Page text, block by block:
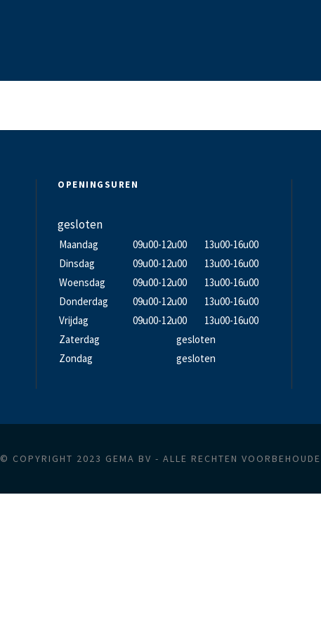
OPENINGSUREN
gesloten
Maandag 09u00-12u00
13u00-16u00
Dinsdag
09u00-12u00
13u00-16u00
Woensdag
09u00-12u00
13u00-16u00
Donderdag
09u00-12u00
13u00-16u00
Vrijdag
09u00-12u00
13u00-16u00
Zaterdag
gesloten
Zondag
gesloten
© COPYRIGHT 2023 GEMA BV - ALLE RECHTEN